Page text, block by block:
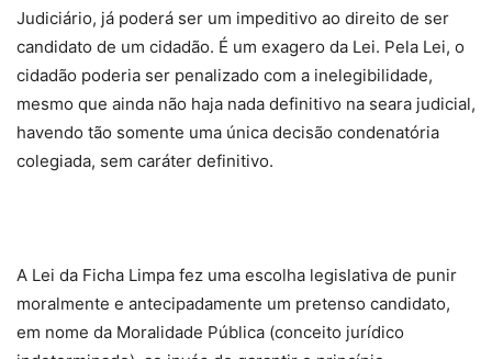
Judiciário, já poderá ser um impeditivo ao direito de ser
candidato de um cidadão. É um exagero da Lei. Pela Lei, o
cidadão poderia ser penalizado com a inelegibilidade,
mesmo que ainda não haja nada definitivo na seara judicial,
havendo tão somente uma única decisão condenatória
colegiada, sem caráter definitivo.
A Lei da Ficha Limpa fez uma escolha legislativa de punir
moralmente e antecipadamente um pretenso candidato,
em nome da Moralidade Pública (conceito jurídico